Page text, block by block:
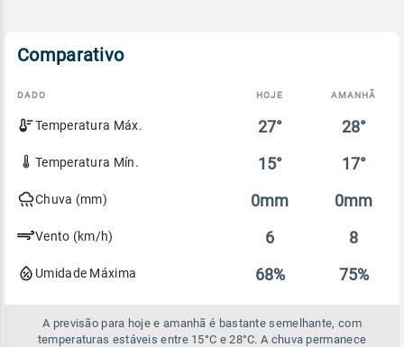
Comparativo
Comparativo
entre
previsão
hoje
DADO HOJE AMANHÃ
Temperatura Máx. 27° 28°
Temperatura Mín. 15° 17°
Chuva (mm) 0mm 0mm
Vento (km/h) 6 8
Umidade Máxima 68% 75%
A previsão para hoje e amanhã é bastante semelhante, com
temperaturas estáveis entre 15°C e 28°C. A chuva permanece